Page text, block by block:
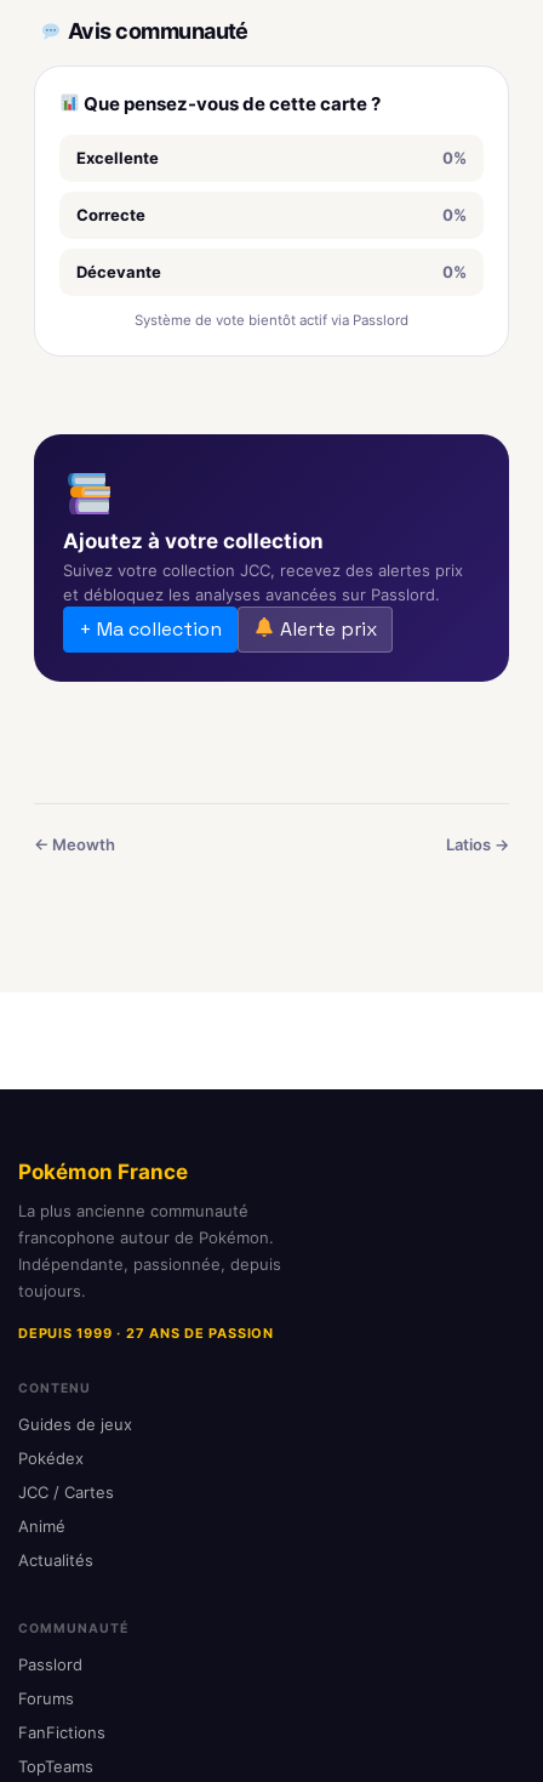
Avis communauté
Que pensez-vous de cette carte ?
Excellente 0%
Correcte 0%
Décevante 0%
Système de vote bientôt actif via Passlord
Ajoutez à votre collection
Suivez votre collection JCC, recevez des alertes prix
et débloquez les analyses avancées sur Passlord.
+ Ma collection Alerte prix
← Meowth Latios →
Pokémon France
La plus ancienne communauté
francophone autour de Pokémon.
Indépendante, passionnée, depuis
toujours.
DEPUIS 1999 · 27 ANS DE PASSION
CONTENU
Guides de jeux
Pokédex
JCC / Cartes
Animé
Actualités
COMMUNAUTÉ
Passlord
Forums
FanFictions
TopTeams